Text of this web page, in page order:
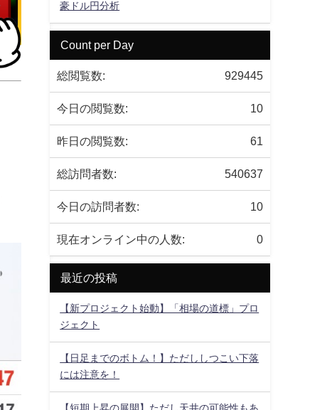
豪ドル円分析
Count per Day
929445
総閲覧数:
10
今日の閲覧数:
61
昨日の閲覧数:
540637
総訪問者数:
10
今日の訪問者数:
0
現在オンライン中の人数:
最近の投稿
【新プロジェクト始動】「相場の道標」プロ
ジェクト
【日足までのボトム！】ただししつこい下落
には注意を！